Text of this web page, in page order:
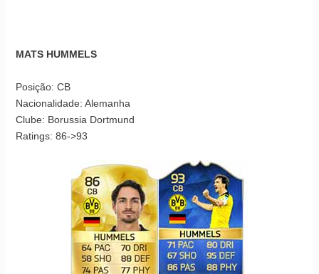
MATS HUMMELS
Posição: CB
Nacionalidade: Alemanha
Clube: Borussia Dortmund
Ratings: 86->93